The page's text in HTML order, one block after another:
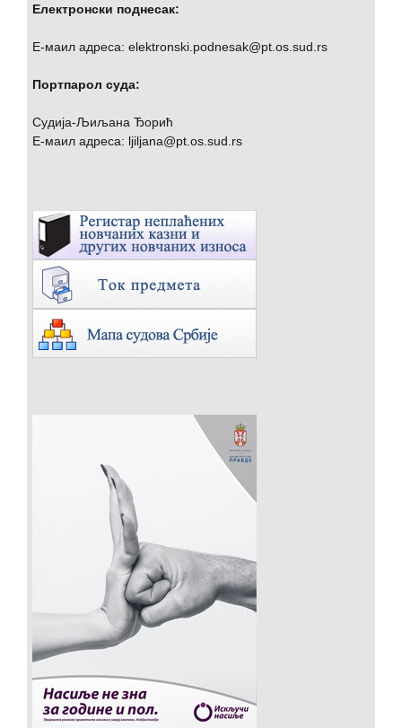
Електронски поднесак:
Е-маил адреса: elektronski.podnesak@pt.os.sud.rs
Портпарол суда:
Судија-Љиљана Ђорић
Е-маил адреса: ljiljana@pt.os.sud.rs